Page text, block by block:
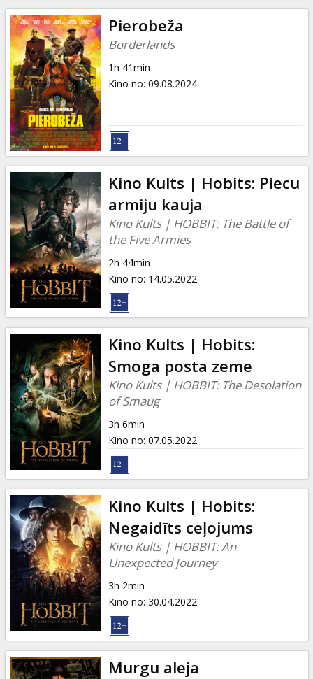
Pierobeža
Borderlands
1h 41min
Kino no: 09.08.2024
Kino Kults | Hobits: Piecu
armiju kauja
Kino Kults | HOBBIT: The Battle of
the Five Armies
2h 44min
Kino no: 14.05.2022
Kino Kults | Hobits:
Smoga posta zeme
Kino Kults | HOBBIT: The Desolation
of Smaug
3h 6min
Kino no: 07.05.2022
Kino Kults | Hobits:
Negaidīts ceļojums
Kino Kults | HOBBIT: An
Unexpected Journey
3h 2min
Kino no: 30.04.2022
Murgu aleja